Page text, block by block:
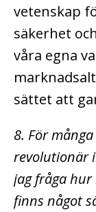
vetenskap
säkerhet
våra egna
sättet att
8. För
revolutionär
jag fråga
finns något